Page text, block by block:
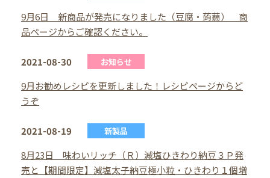
9月6日 新商品が発売になりました（豆腐・蒟蒻） 商
品ページからご確認ください。
2021-08-30 お知らせ
9月お勧めレシピを更新しました！レシピページからど
うぞ
2021-08-19 新製品
8月23日 味わいリッチ（Ｒ）減塩ひきわり納豆３Ｐ発
売と【期間限定】減塩太子納豆極小粒・ひきわり１個増